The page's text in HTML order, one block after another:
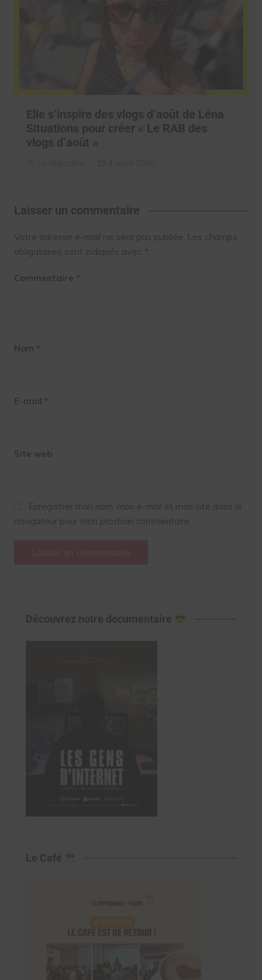
Elle s’inspire des vlogs d’août de Léna
Situations pour créer « Le RAB des
vlogs d’août »
Laisser un commentaire
Votre adresse e-mail ne sera pas publiée. Les champs
obligatoires sont indiqués avec *
Commentaire *
Nom *
E-mail *
Site web
Enregistrer mon nom, mon e-mail et mon site dans le
navigateur pour mon prochain commentaire.
Découvrez notre documentaire
Le Café